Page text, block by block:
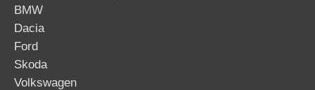
BMW
Dacia
Ford
Skoda
Volkswagen